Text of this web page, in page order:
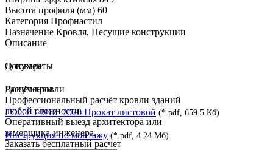
Высота профиля (мм) 60
Категория Профнастил
Назначение Кровля, Несущие конструкции
Описание
О товаре
Документы
Документы
ГОСТ 14918_2020 Прокат листовой (*.pdf, 659.5 Кб)
Инструкция по монтажу (*.pdf, 4.24 Мб)
Расчёт кровли
Профессиональный расчёт кровли зданий
любой сложности.
Оперативный выезд архитектора или
замерщика-инженера.
Заказать бесплатный расчет